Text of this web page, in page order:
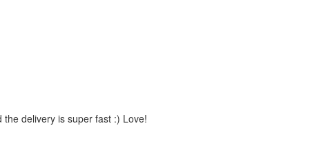
delivery is super fast :) Love!